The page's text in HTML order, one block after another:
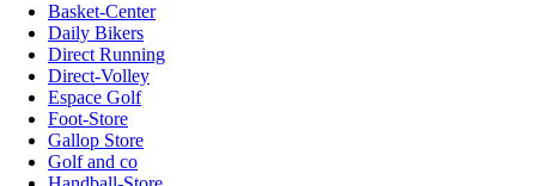
Basket-Center
Daily Bikers
Direct Running
Direct-Volley
Espace Golf
Foot-Store
Gallop Store
Golf and co